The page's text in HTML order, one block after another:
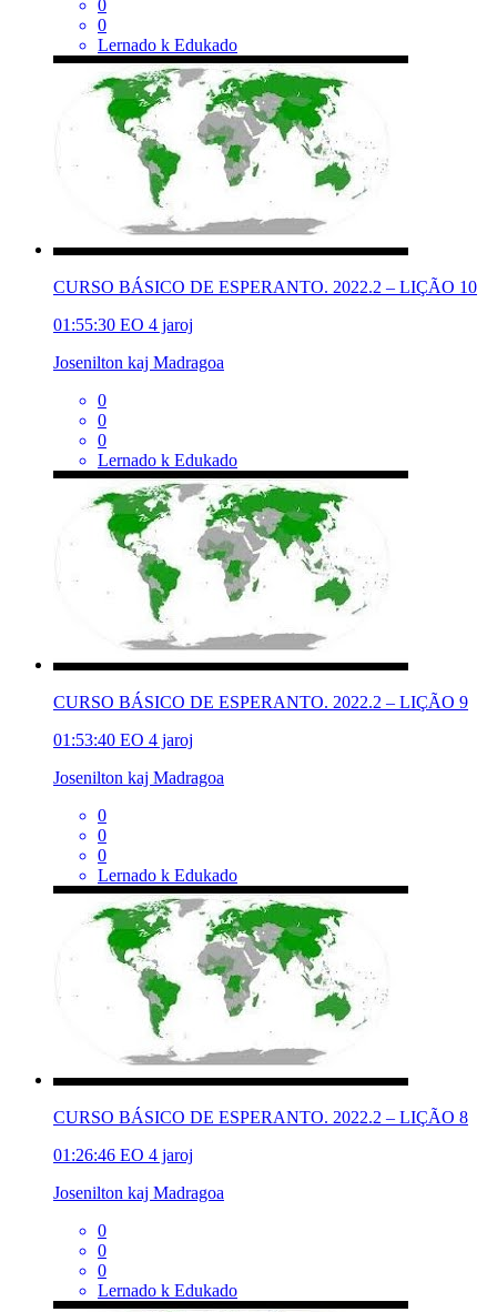
0
0
Lernado k Edukado
CURSO BÁSICO DE ESPERANTO. 2022.2 – LIÇÃO 10
01:55:30 EO 4 jaroj
Josenilton kaj Madragoa
0
0
0
Lernado k Edukado
CURSO BÁSICO DE ESPERANTO. 2022.2 – LIÇÃO 9
01:53:40 EO 4 jaroj
Josenilton kaj Madragoa
0
0
0
Lernado k Edukado
CURSO BÁSICO DE ESPERANTO. 2022.2 – LIÇÃO 8
01:26:46 EO 4 jaroj
Josenilton kaj Madragoa
0
0
0
Lernado k Edukado